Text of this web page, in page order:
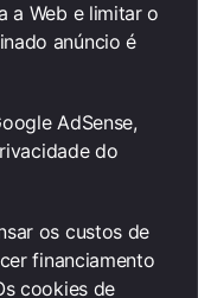
a Web e limitar o
anúncio é
AdSense,
do
os custos de
financiamento
cookies de